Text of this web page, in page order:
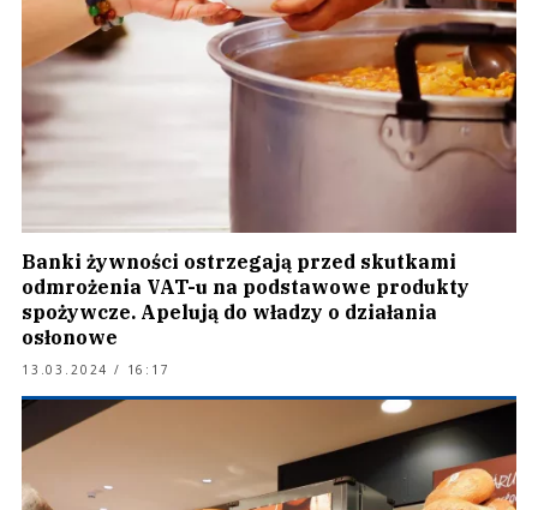
Banki żywności ostrzegają przed skutkami
odmrożenia VAT-u na podstawowe produkty
spożywcze. Apelują do władzy o działania
osłonowe
13.03.2024 / 16:17